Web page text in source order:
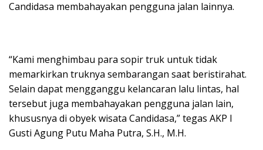
Candidasa membahayakan pengguna jalan lainnya.
“Kami menghimbau para sopir truk untuk tidak
memarkirkan truknya sembarangan saat beristirahat.
Selain dapat mengganggu kelancaran lalu lintas, hal
tersebut juga membahayakan pengguna jalan lain,
khususnya di obyek wisata Candidasa,” tegas AKP I
Gusti Agung Putu Maha Putra, S.H., M.H.